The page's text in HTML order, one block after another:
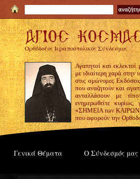
Ορθόδοξος Ιεραποστολικός Σύνδεσμος
Αγαπητοί και εκλεκτοί
με ιδιαίτερη χαρά
στις ομώνυμες
που αναζητούν και
ανταλλάσουν με
ενημερωθείτε
«ΣΗΜΕΙΑ των ΚΑΙΡΩΝ»,
που αφορούν την
Γενικά Θέματα Ο Σύνδεσμός μας